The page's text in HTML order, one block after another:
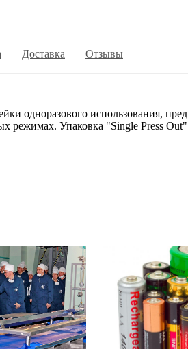
Доставка Отзывы
одноразового использования,
Упаковка "Single Press Out"